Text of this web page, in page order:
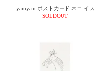
yamyam ポストカード ネコ イス
SOLDOUT